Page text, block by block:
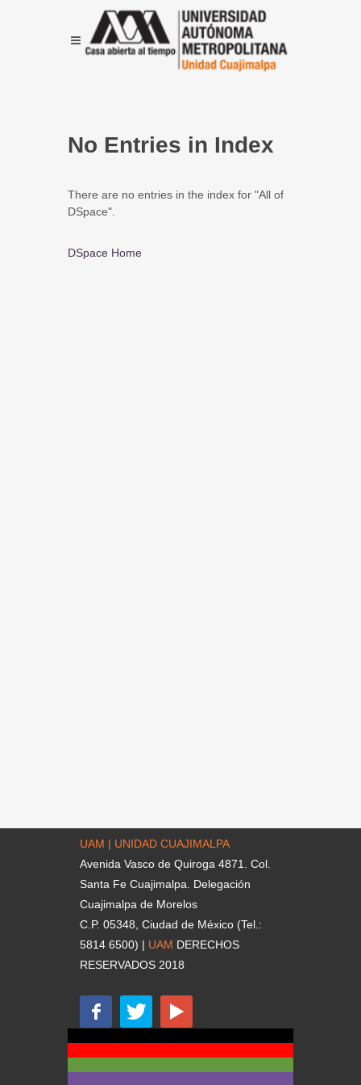
No Entries in Index
There are no entries in the index for "All of
DSpace".
DSpace Home
UAM | UNIDAD CUAJIMALPA
Avenida Vasco de Quiroga 4871. Col.
Santa Fe Cuajimalpa. Delegación
Cuajimalpa de Morelos
C.P. 05348, Ciudad de México (Tel.:
5814 6500) | UAM DERECHOS
RESERVADOS 2018